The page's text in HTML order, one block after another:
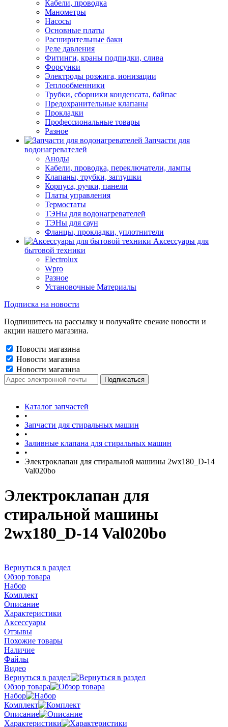
Кабели, проводка
Манометры
Насосы
Основные платы
Расширительные баки
Реле давления
Фитинги, краны подпидки, слива
Форсунки
Электроды розжига, ионизации
Теплообменники
Трубки, сборники конденсата, байпас
Предохранительные клапаны
Прокладки
Профессиональные товары
Разное
Запчасти для
водонагревателей
Аноды
Кабели, проводка, переключатели, лампы
Клапаны, трубки, заглушки
Корпуса, ручки, панели
Платы управления
Термостаты
ТЭНы для водонагревателей
ТЭНы для саун
Фланцы, прокладки, уплотнители
Аксессуары для
бытовой техники
Electrolux
Wpro
Разное
Установочные Материалы
Подписка на новости
Подпишитесь на рассылку и получайте свежие новости и
акции нашего магазина.
Новости магазина
Новости магазина
Новости магазина
Каталог запчастей
•
Запчасти для стиральных машин
•
Заливные клапана для стиральных машин
•
Электроклапан для стиральной машины 2wx180_D-14
Val020bo
Электроклапан для
стиральной машины
2wx180_D-14 Val020bo
Вернуться в раздел
Обзор товара
Набор
Комплект
Описание
Характеристики
Аксессуары
Отзывы
Похожие товары
Наличие
Файлы
Видео
Вернуться в раздел
Обзор товара
Набор
Комплект
Описание
Характеристики